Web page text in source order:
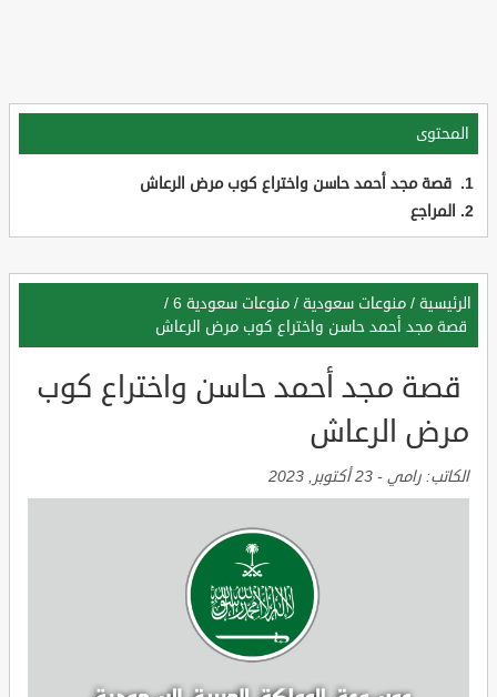
المحتوى
قصة مجد أحمد حاسن واختراع كوب مرض الرعاش
المراجع
الرئيسية / منوعات سعودية / منوعات سعودية 6
/
قصة مجد أحمد حاسن واختراع كوب مرض الرعاش
قصة مجد أحمد حاسن واختراع كوب
مرض الرعاش
الكاتب: رامي - 23 أكتوبر, 2023